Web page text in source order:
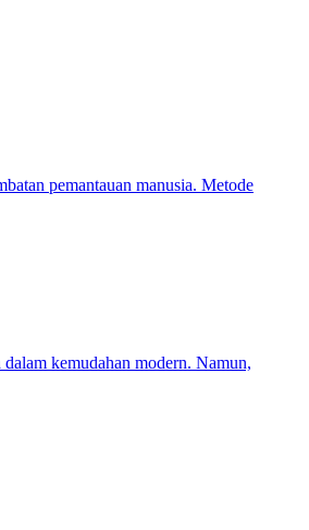
pemantauan manusia. Metode
kemudahan modern. Namun,